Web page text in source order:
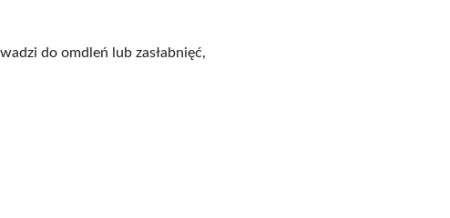
do omdleń lub zasłabnięć,